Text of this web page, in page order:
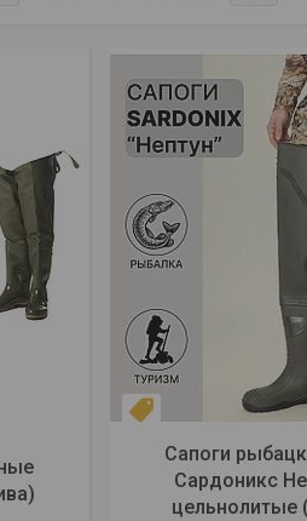
ХИТ РЫБАКОВ
Сапоги
Сардоникс
цельнолитые